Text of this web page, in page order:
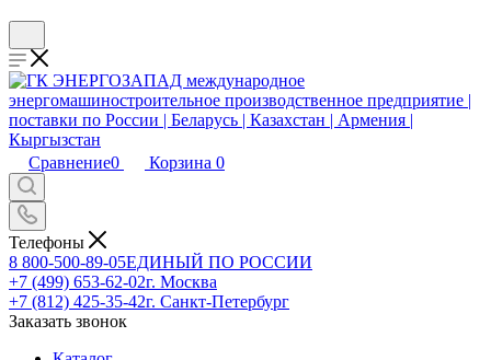
Сравнение0 Корзина 0
Телефоны
8 800-500-89-05ЕДИНЫЙ ПО РОССИИ
+7 (499) 653-62-02г. Москва
+7 (812) 425-35-42г. Санкт-Петербург
Заказать звонок